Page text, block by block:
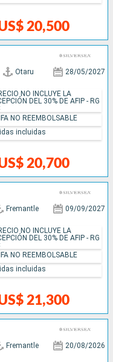
20,500
Otaru 28/05/2027
20,700
NO INCLUYE LA
DEL 30% DE AFIP - RG
NO REEMBOLSABLE
incluidas
Fremantle 09/09/2027
21,300
NO INCLUYE LA
DEL 30% DE AFIP - RG
NO REEMBOLSABLE
incluidas
Fremantle 20/08/2026